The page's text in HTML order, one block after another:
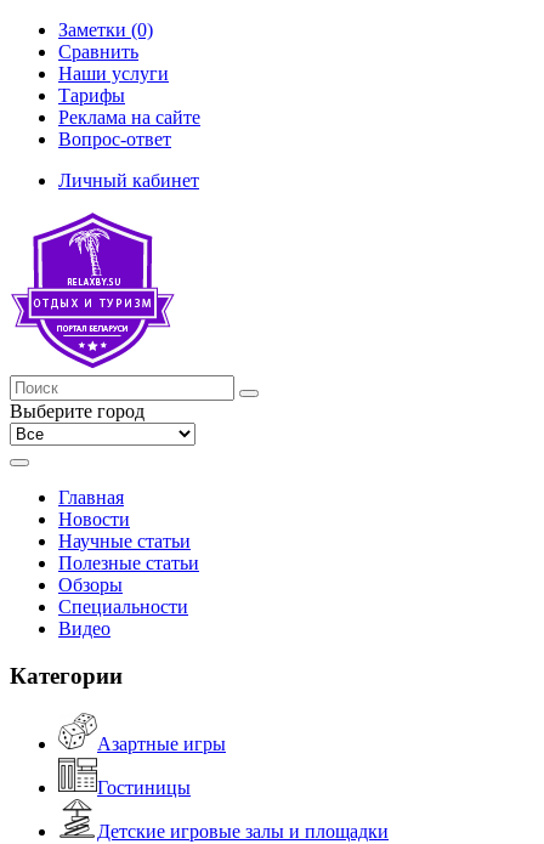
Заметки (0)
Сравнить
Наши услуги
Тарифы
Реклама на сайте
Вопрос-ответ
Личный кабинет
Выберите город
Главная
Новости
Научные статьи
Полезные статьи
Обзоры
Специальности
Видео
Категории
Азартные игры
Гостиницы
Детские игровые залы и площадки